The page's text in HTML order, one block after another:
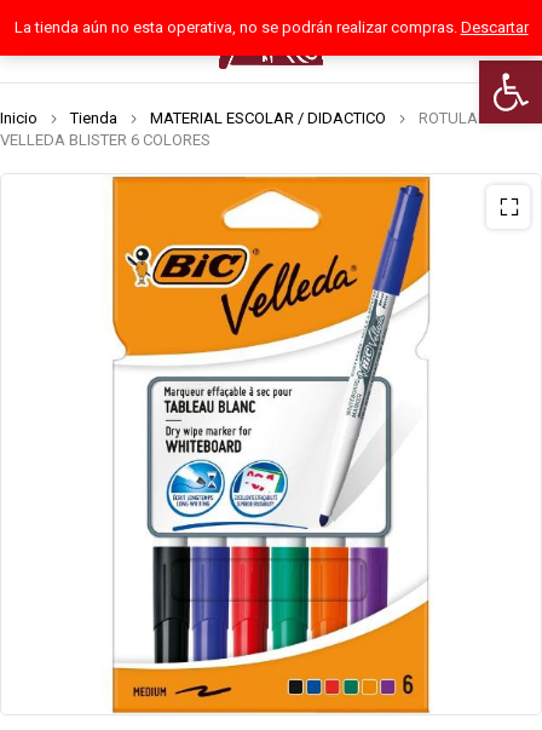
Abrir
La tienda aún no esta operativa, no se podrán realizar compras. Descartar
0
Inicio Tienda MATERIAL ESCOLAR / DIDACTICO
ROTULADOR BIC
VELLEDA BLISTER 6 COLORES